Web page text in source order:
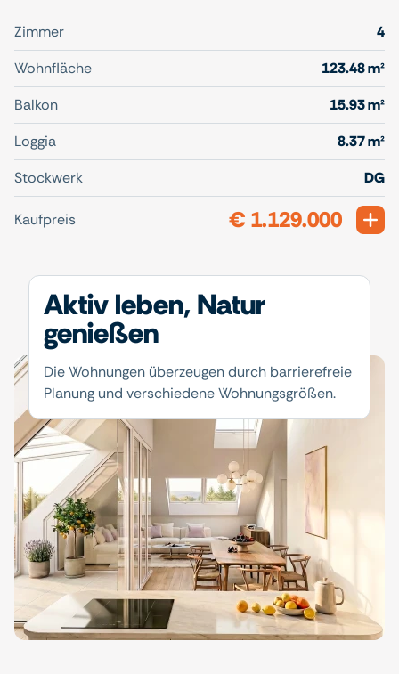
Zimmer
4
Wohnfläche
123.48 m²
Balkon
15.93 m²
Loggia
8.37 m²
Stockwerk
DG
Kaufpreis € 1.129.000
Aktiv leben, Natur
genießen
Die Wohnungen überzeugen durch barrierefreie
Planung und verschiedene Wohnungsgrößen.